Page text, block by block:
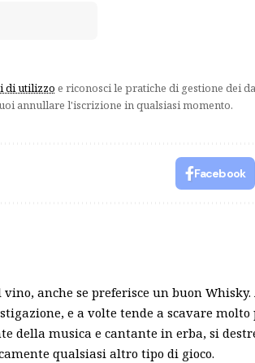
di utilizzo e riconosci le pratiche di gestione dei
annullare l'iscrizione in qualsiasi momento.
Facebook
anche se preferisce un buon Whisky.
e a volte tende a scavare molto
della musica e cantante in erba, si
qualsiasi altro tipo di gioco.